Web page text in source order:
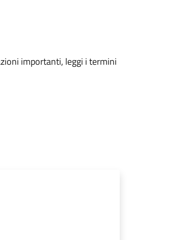
importanti, leggi i termini